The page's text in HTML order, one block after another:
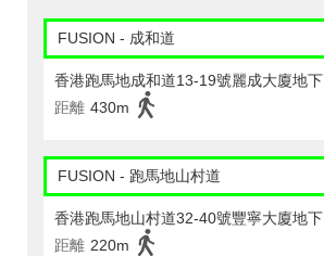
FUSION - 成和道
香港跑馬地成和道13-19號麗成大廈地下
距離 430m
FUSION - 跑馬地山村道
香港跑馬地山村道32-40號豐寧大廈地下
距離 220m